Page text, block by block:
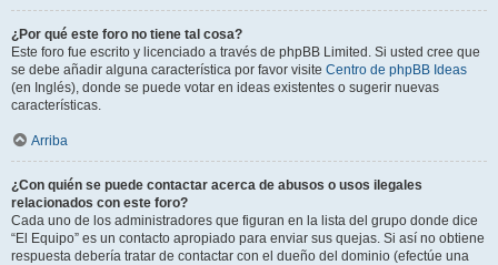
¿Por qué este foro no tiene tal cosa?
Este foro fue escrito y licenciado a través de phpBB Limited. Si usted cree que
se debe añadir alguna característica por favor visite Centro de phpBB Ideas
(en Inglés), donde se puede votar en ideas existentes o sugerir nuevas
características.
Arriba
¿Con quién se puede contactar acerca de abusos o usos ilegales
relacionados con este foro?
Cada uno de los administradores que figuran en la lista del grupo donde dice
“El Equipo” es un contacto apropiado para enviar sus quejas. Si así no obtiene
respuesta debería tratar de contactar con el dueño del dominio (efectúe una